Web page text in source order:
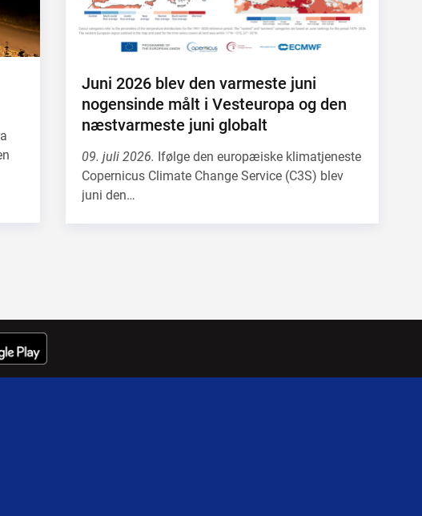
Juni 2026 blev den varmeste juni
nogensinde målt i Vesteuropa og den
næstvarmeste juni globalt
09. juli 2026. Ifølge den europæiske klimatjeneste
Copernicus Climate Change Service (C3S) blev
juni den…